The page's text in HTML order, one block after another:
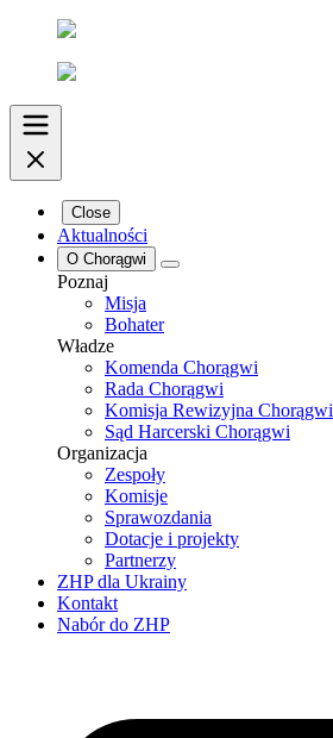
Close
Aktualności
O Chorągwi
Poznaj
Misja
Bohater
Władze
Komenda Chorągwi
Rada Chorągwi
Komisja Rewizyjna Chorągwi
Sąd Harcerski Chorągwi
Organizacja
Zespoły
Komisje
Sprawozdania
Dotacje i projekty
Partnerzy
ZHP dla Ukrainy
Kontakt
Nabór do ZHP